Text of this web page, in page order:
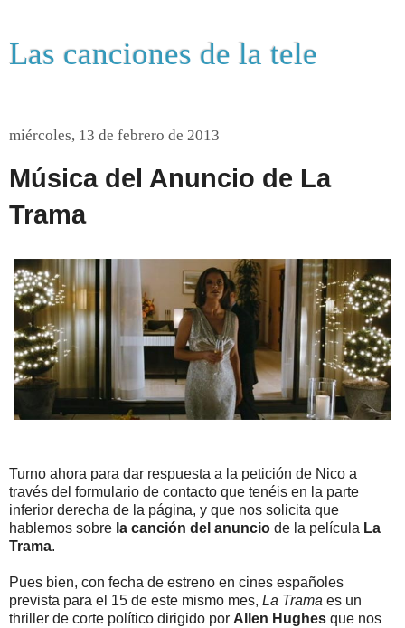
Las canciones de la tele
miércoles, 13 de febrero de 2013
Música del Anuncio de La
Trama
Turno ahora para dar respuesta a la petición de Nico a
través del formulario de contacto que tenéis en la parte
inferior derecha de la página, y que nos solicita que
hablemos sobre la canción del anuncio de la película La
Trama.
Pues bien, con fecha de estreno en cines españoles
prevista para el 15 de este mismo mes, La Trama es un
thriller de corte político dirigido por Allen Hughes que nos